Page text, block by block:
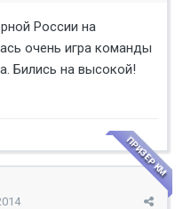
России на
очень игра команды
Бились на высокой!
ПРИЗЕР КМ